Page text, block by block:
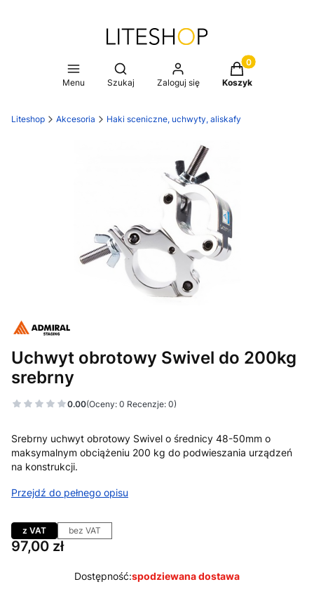
Menu
Otwórz wyszukiwarkę
Szukaj Zaloguj się
Produkty w
Koszyk
Liteshop Akcesoria Haki sceniczne, uchwyty, aliskafy
Uchwyt obrotowy Swivel do 200kg
srebrny
0.00(Oceny: 0 Recenzje: 0)
Srebrny uchwyt obrotowy Swivel o średnicy 48-50mm o
maksymalnym obciążeniu 200 kg do podwieszania urządzeń
na konstrukcji.
Przejdź do pełnego opisu
z VAT bez VAT
Cena
97,00 zł
Dostępność:spodziewana dostawa